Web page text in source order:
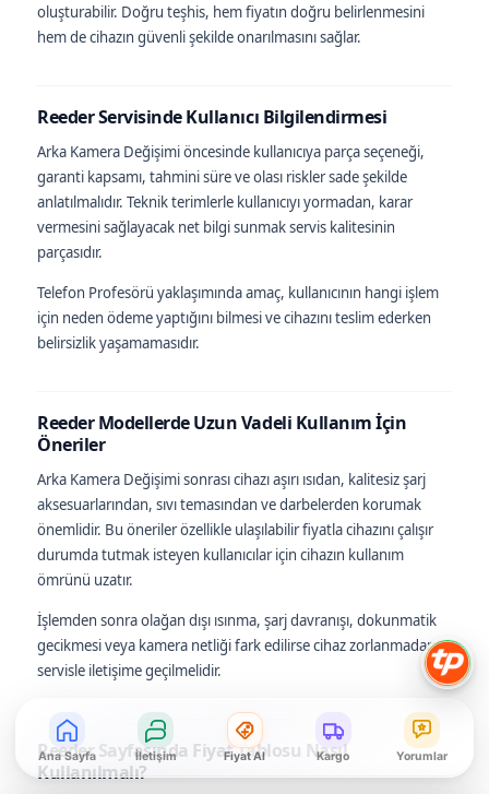
oluşturabilir. Doğru teşhis, hem fiyatın doğru belirlenmesini
hem de cihazın güvenli şekilde onarılmasını sağlar.
Reeder Servisinde Kullanıcı Bilgilendirmesi
Arka Kamera Değişimi öncesinde kullanıcıya parça seçeneği,
garanti kapsamı, tahmini süre ve olası riskler sade şekilde
anlatılmalıdır. Teknik terimlerle kullanıcıyı yormadan, karar
vermesini sağlayacak net bilgi sunmak servis kalitesinin
parçasıdır.
Telefon Profesörü yaklaşımında amaç, kullanıcının hangi işlem
için neden ödeme yaptığını bilmesi ve cihazını teslim ederken
belirsizlik yaşamamasıdır.
Reeder Modellerde Uzun Vadeli Kullanım İçin
Öneriler
Arka Kamera Değişimi sonrası cihazı aşırı ısıdan, kalitesiz şarj
aksesuarlarından, sıvı temasından ve darbelerden korumak
önemlidir. Bu öneriler özellikle ulaşılabilir fiyatla cihazını çalışır
durumda tutmak isteyen kullanıcılar için cihazın kullanım
ömrünü uzatır.
İşlemden sonra olağan dışı ısınma, şarj davranışı, dokunmatik
gecikmesi veya kamera netliği fark edilirse cihaz zorlanmadan
servisle iletişime geçilmelidir.
Reeder Sayfasında Fiyat Tablosu Nasıl
Kullanılmalı?
Ana Sayfa İletişim Fiyat Al Kargo Yorumlar